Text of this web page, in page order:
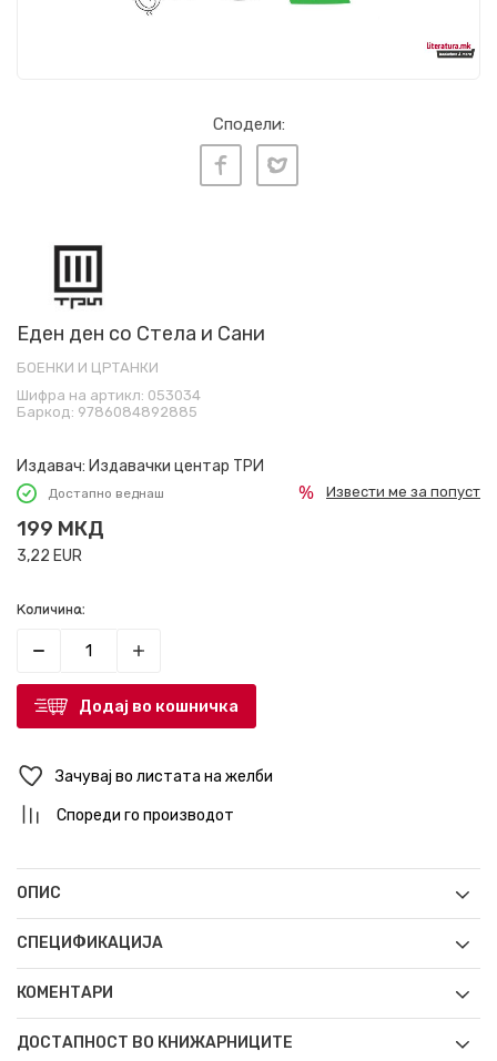
Сподели:
Еден ден со Стела и Сани
БОЕНКИ И ЦРТАНКИ
Шифра на артикл: 053034
Баркод: 9786084892885
Издавач: Издавачки центар ТРИ
Достапно веднаш
199 МКД
3,22 EUR
Извести ме за попуст
Количина:
Додај во кошничка
Зачувај во листата на желби
Спореди го производот
ОПИС
СПЕЦИФИКАЦИЈА
КОМЕНТАРИ
ДОСТАПНОСТ ВО КНИЖАРНИЦИТЕ